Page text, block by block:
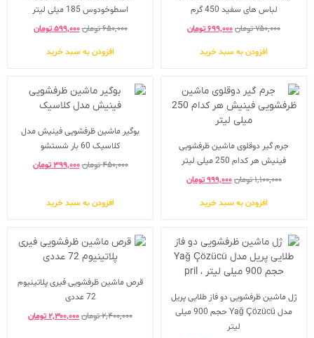
لباس های سفید 450 گرم
۷۵۰,۰۰۰تومان۶۹۹,۰۰۰تومان
افزودن به سبد خرید
اسطوخودوس 185 میلی لیتر
۶۵۰,۰۰۰تومان۵۹۹,۰۰۰ تومان
افزودن به سبد خرید
جرم گیر دوقلوی ماشین ظرفشویی
فینیش هر کدام 250 میلی لیتر
۱,۱۰۰,۰۰۰تومان۹۹۹,۰۰۰ تومان
افزودن به سبد خرید
بوگیر ماشین ظرفشویی فینیش مدل
کلاسیک 60 بار شستشو
۴۵۰,۰۰۰تومان۳۹۹,۰۰۰ تومان
افزودن به سبد خرید
ژل ماشین ظرفشویی دو فاز طلایی پریل
مدل Yağ Çözücü حجم 900 میلی
لیتر
قرص ماشین ظرفشویی فیری پلاتینیوم
72 عددی
۲,۴۰۰,۰۰۰تومان۲,۳۰۰,۰۰۰تومان